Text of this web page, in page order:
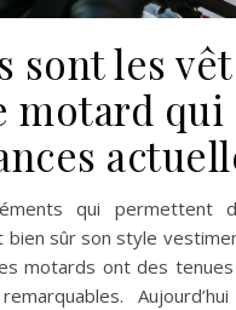
sont les
motard qui
bien sûr son style
motards ont des